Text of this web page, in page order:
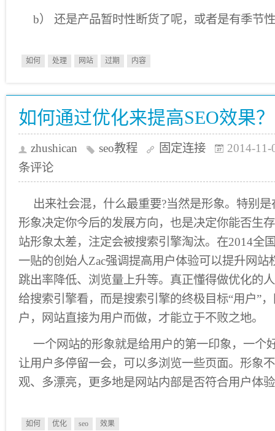
b） 还是产品暂时性断货了呢，或者是有季节
如何 处理 网站 过期 内容
如何通过优化来提高SEO效果？
zhushican seo教程 固定连接
2014-11-
条评论
出来社会混，什么最重要?当然是形象。特别
形象决定你今后的发展方向，也是决定你能否生
站形象太差，注定会被搜索引擎淘汰。在2014全
一贴的创始人Zac强调提高用户体验可以提升网站
跳出率降低、浏览量上升等。真正懂得做优化的
给搜索引擎看，而是搜索引擎的终极目标“用户”
户，网站直接为用户而做，才能立于不败之地。
一个网站的形象就是给用户的第一印象，一个
让用户多停留一会，可以多浏览一些页面。形象
观、多漂亮，更多地是网站内部是否符合用户体
如何 优化 seo 效果